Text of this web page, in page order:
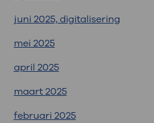
juni 2025, digitalisering
mei 2025
april 2025
maart 2025
februari 2025